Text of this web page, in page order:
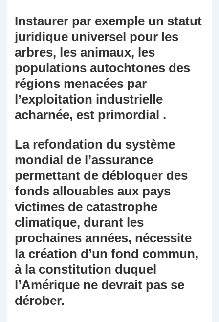
Instaurer par exemple un statut
juridique universel pour les
arbres, les animaux, les
populations autochtones des
régions menacées par
l’exploitation industrielle
acharnée, est primordial .
La refondation du système
mondial de l’assurance
permettant de débloquer des
fonds allouables aux pays
victimes de catastrophe
climatique, durant les
prochaines années, nécessite
la création d’un fond commun,
à la constitution duquel
l’Amérique ne devrait pas se
dérober.